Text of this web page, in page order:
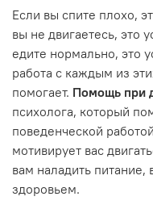
Если вы спите плохо,
вы не двигаетесь, это
едите нормально, это
работа с каждым из
помогает. Помощь при
психолога, который
поведенческой
мотивирует вас
вам наладить питание,
здоровьем.